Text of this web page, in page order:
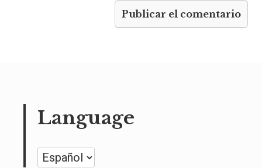
Language
Language